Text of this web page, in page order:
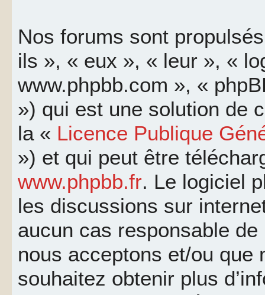
Nos forums sont
ils », « eux », « leur », «
www.phpbb.com », «
») qui est une solution de
la « Licence Publique
») et qui peut être
www.phpbb.fr. Le logiciel
les discussions sur
aucun cas responsable
nous acceptons et/ou que
souhaitez obtenir plus